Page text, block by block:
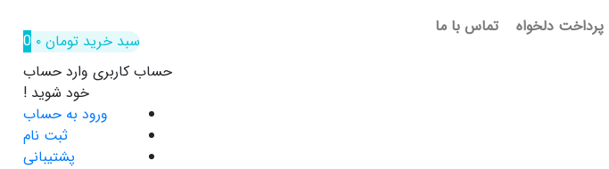
پرداخت دلخواه تماس با ما
سبد خرید تومان۰
0
حساب کاربری وارد حساب
خود شوید !
ورود به حساب
ثبت نام
پشتیبانی